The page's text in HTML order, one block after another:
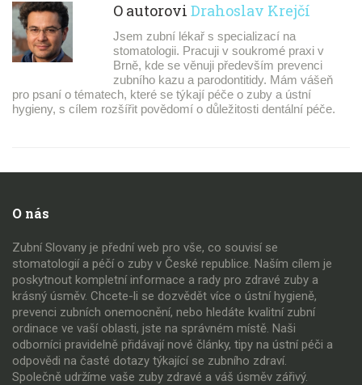
O autorovi Drahoslav Krejčí
Jsem zubní lékař s specializací na
stomatologii. Pracuji v soukromé praxi v
Brně, kde se věnuji především prevenci
zubního kazu a parodontitidy. Mám vášeň
pro psaní o tématech, které se týkají péče o zuby a ústní
hygieny, s cílem rozšířit povědomí o důležitosti dentální péče.
O nás
Zubní Slovany je přední web pro vše, co souvisí se
stomatologií a péčí o zuby v České republice. Naším cílem je
poskytnout kompletní informace a rady pro zdravé zuby a
krásný úsměv. Chcete-li se dozvědět více o ústní hygieně,
prevenci zubních onemocnění, nebo hledáte kvalitní zubní
ordinace ve vaší oblasti, jste na správném místě. Naši
odborníci pravidelně přidávají nové články, tipy na ústní péči a
odpovědi na časté dotazy týkající se zubního zdraví.
Společně udržíme vaše zuby zdravé a váš úsměv zářivý.